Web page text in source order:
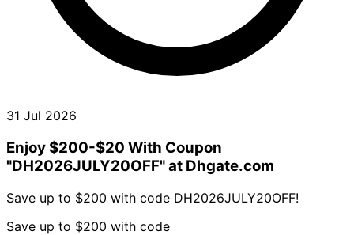
31 Jul 2026
Enjoy $200-$20 With Coupon
"DH2026JULY20OFF" at Dhgate.com
Save up to $200 with code DH2026JULY20OFF!
Save up to $200 with code